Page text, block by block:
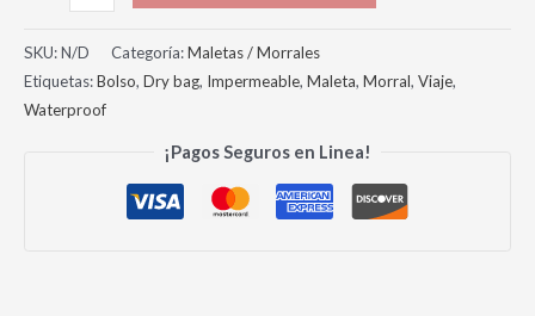
SKU:N/D Categoría:Maletas / Morrales
Etiquetas:Bolso, Dry bag, Impermeable, Maleta, Morral, Viaje,
Waterproof
¡Pagos Seguros en Linea!